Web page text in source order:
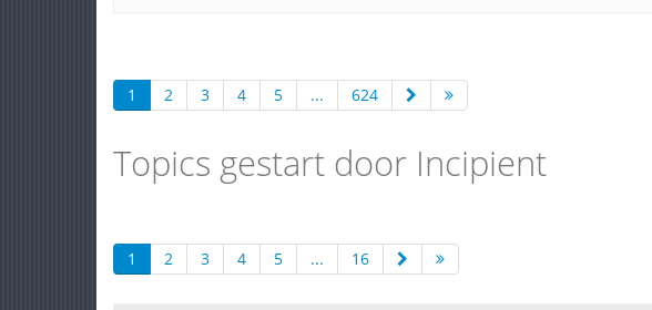
1 2 3 4 5 ... 624
Topics gestart door Incipient
1 2 3 4 5 ... 16